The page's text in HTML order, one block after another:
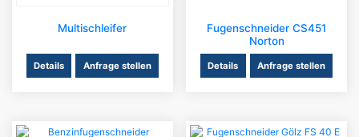
Multischleifer
Details Anfrage stellen
Fugenschneider CS451
Norton
Details Anfrage stellen